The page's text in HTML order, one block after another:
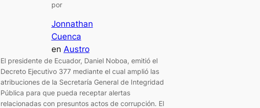
por
Jonnathan
Cuenca
en Austro
El presidente de Ecuador, Daniel Noboa, emitió el
Decreto Ejecutivo 377 mediante el cual amplió las
atribuciones de la Secretaría General de Integridad
Pública para que pueda receptar alertas
relacionadas con presuntos actos de corrupción. El